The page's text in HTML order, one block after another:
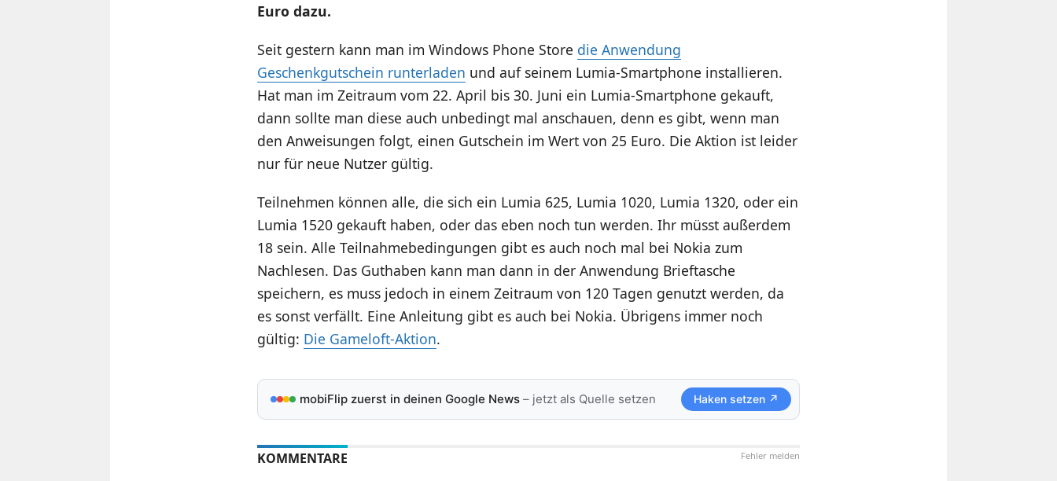
Euro dazu.
Seit gestern kann man im Windows Phone Store die Anwendung
Geschenkgutschein runterladen und auf seinem Lumia-Smartphone installieren.
Hat man im Zeitraum vom 22. April bis 30. Juni ein Lumia-Smartphone gekauft,
dann sollte man diese auch unbedingt mal anschauen, denn es gibt, wenn man
den Anweisungen folgt, einen Gutschein im Wert von 25 Euro. Die Aktion ist leider
nur für neue Nutzer gültig.
Teilnehmen können alle, die sich ein Lumia 625, Lumia 1020, Lumia 1320, oder ein
Lumia 1520 gekauft haben, oder das eben noch tun werden. Ihr müsst außerdem
18 sein. Alle Teilnahmebedingungen gibt es auch noch mal bei Nokia zum
Nachlesen. Das Guthaben kann man dann in der Anwendung Brieftasche
speichern, es muss jedoch in einem Zeitraum von 120 Tagen genutzt werden, da
es sonst verfällt. Eine Anleitung gibt es auch bei Nokia. Übrigens immer noch
gültig: Die Gameloft-Aktion.
mobiFlip zuerst in deinen Google News– jetzt als Quelle setzen Haken setzen ↗
Fehler melden
KOMMENTARE